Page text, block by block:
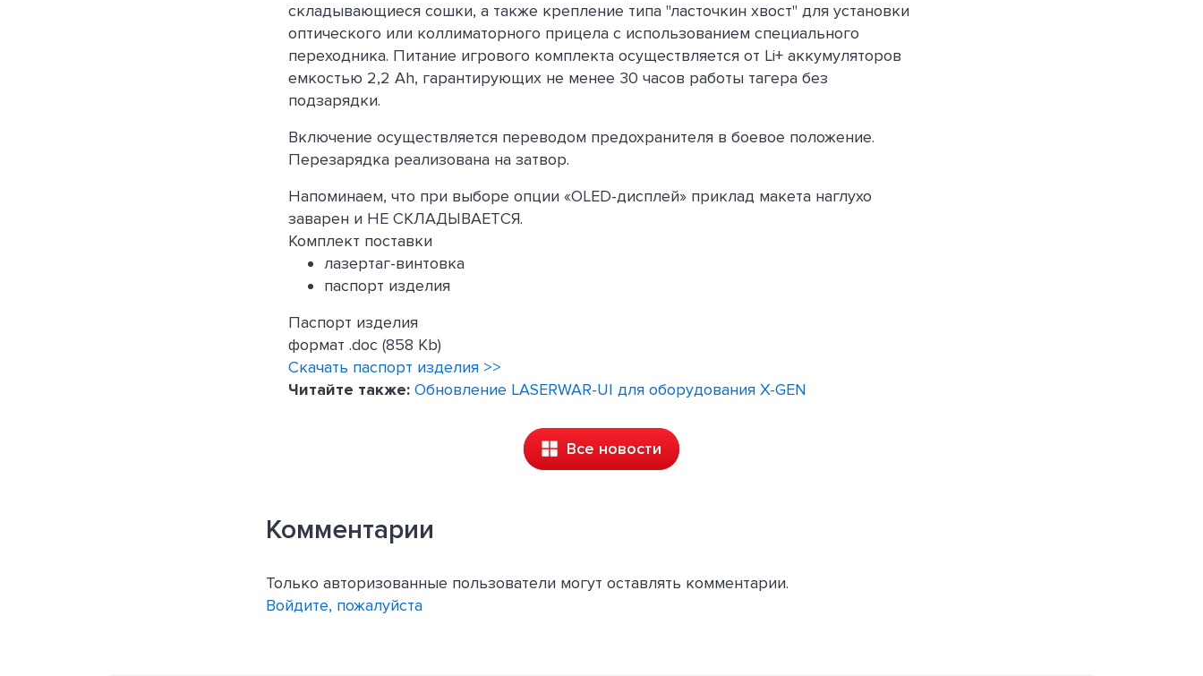
складывающиеся сошки, а также крепление типа "ласточкин хвост" для установки
оптического или коллиматорного прицела с использованием специального
переходника. Питание игрового комплекта осуществляется от Li+ аккумуляторов
емкостью 2,2 Ah, гарантирующих не менее 30 часов работы тагера без
подзарядки.
Включение осуществляется переводом предохранителя в боевое положение.
Перезарядка реализована на затвор.
Напоминаем, что при выборе опции «OLED-дисплей» приклад макета наглухо
заварен и НЕ СКЛАДЫВАЕТСЯ.
Комплект поставки
лазертаг-винтовка
паспорт изделия
Паспорт изделия
формат .doc (858 Kb)
Скачать паспорт изделия >>
Читайте также: Обновление LASERWAR-UI для оборудования X-GEN
Все новости
Комментарии
Только авторизованные пользователи могут оставлять комментарии.
Войдите, пожалуйста